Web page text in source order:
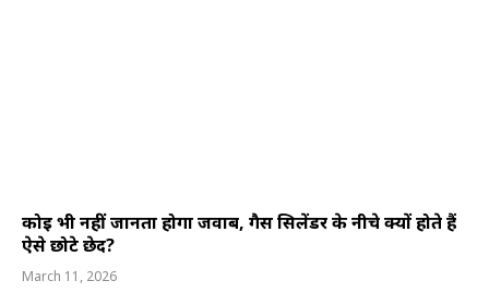
कोई भी नहीं जानता होगा जवाब, गैस सिलेंडर के नीचे क्यों होते हैं
ऐसे छोटे छेद?
March 11, 2026